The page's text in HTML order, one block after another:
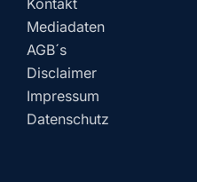
Kontakt
Mediadaten
AGB´s
Disclaimer
Impressum
Datenschutz